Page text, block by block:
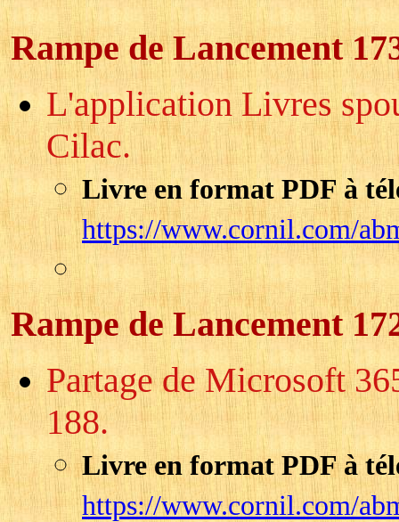
Rampe de Lancement
L'application Livres
Cilac.
Livre en format PDF à
https://www.cornil.com/
Rampe de Lancement
Partage de Microsoft
188.
Livre en format PDF à
https://www.cornil.com/